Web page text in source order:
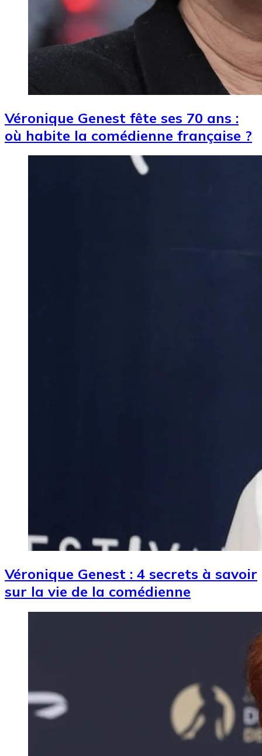
Véronique Genest fête ses 70 ans :
où habite la comédienne française ?
Véronique Genest : 4 secrets à savoir
sur la vie de la comédienne